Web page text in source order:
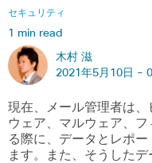
セキュリティ
1 min read
木村 滋
2021年5月10日 -
現在、メール管理者は
ウェア、マルウェア、
る際に、データとレポ
ます。また、そうした